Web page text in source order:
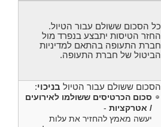
כל הסכום ששולם עבור הטיול.
החזר הטיסות יתבצע בנפרד מול
חברת התעופה בהתאם למדיניות
הביטול של חברת התעופה.
הסכום ששולם עבור הטיול בניכוי:
סכום הכרטיסים ששולמו לאירועים
/ אטרקציות -
יעשה מאמץ להחזיר את עלות